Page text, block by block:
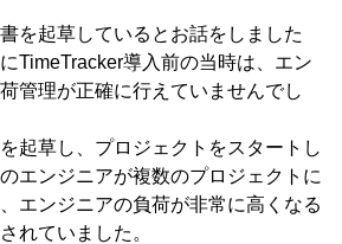
を起草しているとお話をしました
TimeTracker導入前の当時は、エン
管理が正確に行えていませんでし
起草し、プロジェクトをスタートし
エンジニアが複数のプロジェクトに
エンジニアの負荷が非常に高くなる
れていました。